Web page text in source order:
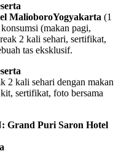
MalioboroYogyakarta (1
(makan pagi,
2 kali sehari, sertifikat,
tas eksklusif.
2 kali sehari dengan makan
sertifikat, foto bersama
Puri Saron Hotel